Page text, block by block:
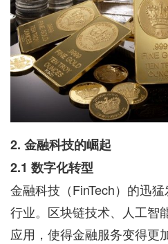
2. 金融科技的崛起
2.1 数字化转型
金融科技（FinTech）的迅
行业。区块链技术、人工智
应用，使得金融服务变得更